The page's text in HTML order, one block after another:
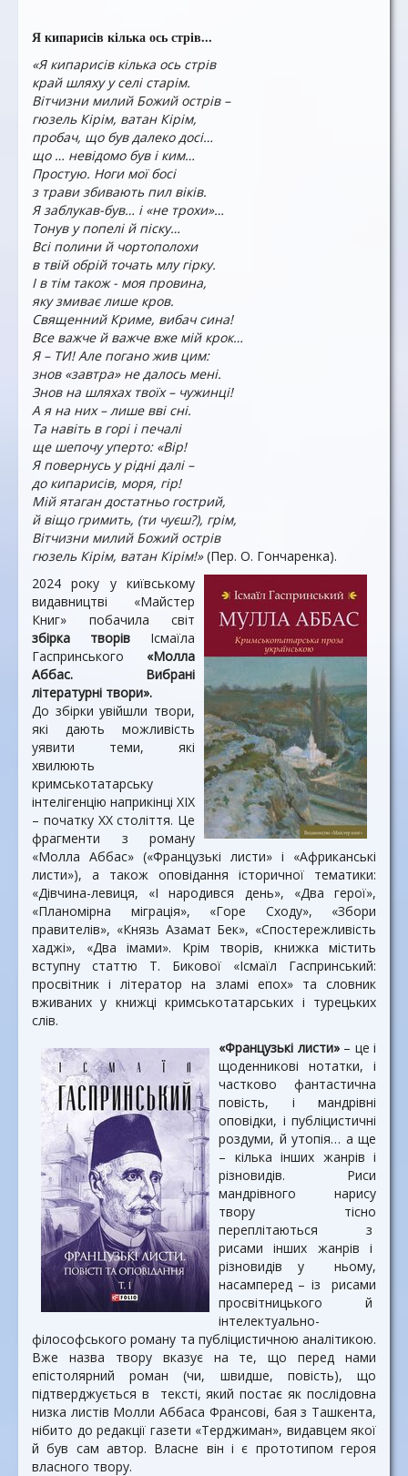
Я кипарисів кілька ось стрів...
«Я кипарисів кілька ось стрів
край шляху у селі старім.
Вітчизни милий Божий острів –
гюзель Кірім, ватан Кірім,
пробач, що був далеко досі…
що … невідомо був і ким…
Простую. Ноги мої босі
з трави збивають пил віків.
Я заблукав-був… і «не трохи»…
Тонув у попелі й піску…
Всі полини й чортополохи
в твій обрій точать млу гірку.
І в тім також - моя провина,
яку змиває лише кров.
Священний Криме, вибач сина!
Все важче й важче вже мій крок…
Я – ТИ! Але погано жив цим:
знов «завтра» не далось мені.
Знов на шляхах твоїх – чужинці!
А я на них – лише вві сні.
Та навіть в горі і печалі
ще шепочу уперто: «Вір!
Я повернусь у рідні далі –
до кипарисів, моря, гір!
Мій ятаган достатньо гострий,
й віщо гримить, (ти чуєш?), грім,
Вітчизни милий Божий острів
гюзель Кірім, ватан Кірім!»(Пер. О. Гончаренка).
2024 року у київському
видавництві «Майстер
Книг» побачила світ
збірка творів Ісмаїла
Гаспринського «Молла
Аббас. Вибрані
літературні твори».
До збірки увійшли твори,
які дають можливість
уявити теми, які
хвилюють
кримськотатарську
інтелігенцію наприкінці XIX
– початку XX століття. Це
фрагменти з роману
«Молла Аббас» («Французькі листи» і «Африканські
листи»), а також оповідання історичної тематики:
«Дівчина-левиця, «І народився день», «Два герої»,
«Планомірна міграція», «Горе Сходу», «Збори
правителів», «Князь Азамат Бек», «Спостережливість
хаджі», «Два імами». Крім творів, книжка містить
вступну статтю Т. Бикової «Ісмаїл Гаспринський:
просвітник і літератор на зламі епох» та словник
вживаних у книжці кримськотатарських і турецьких
слів.
«Французькі листи»– це і
щоденникові нотатки, і
частково фантастична
повість, і мандрівні
оповідки, і публіцистичні
роздуми, й утопія… а ще
– кілька інших жанрів і
різновидів. Риси
мандрівного нарису
твору тісно
переплітаються з
рисами інших жанрів і
різновидів у ньому,
насамперед – із рисами
просвітницького й
інтелектуально-
філософського роману та публіцистичною аналітикою.
Вже назва твору вказує на те, що перед нами
епістолярний роман (чи, швидше, повість), що
підтверджується в тексті, який постає як послідовна
низка листів Молли Аббаса Франсові, бая з Ташкента,
нібито до редакції газети «Терджиман», видавцем якої
й був сам автор. Власне він і є прототипом героя
власного твору.